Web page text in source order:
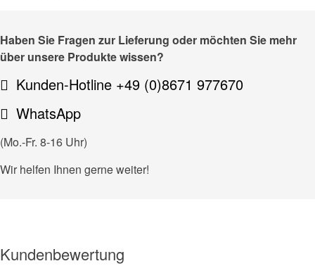
Haben Sie Fragen zur Lieferung oder möchten Sie mehr
über unsere Produkte wissen?
Kunden-Hotline +49 (0)8671 977670
WhatsApp
(Mo.-Fr. 8-16 Uhr)
Wir helfen Ihnen gerne weiter!
Kundenbewertung